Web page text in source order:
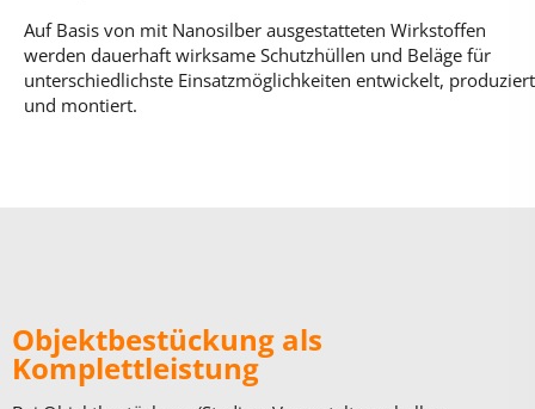
Auf Basis von mit Nanosilber ausgestatteten Wirkstoffen
werden dauerhaft wirksame Schutzhüllen und Beläge für
unterschiedlichste Einsatzmöglichkeiten entwickelt, produziert
und montiert.
Objektbestückung als
Komplettleistung